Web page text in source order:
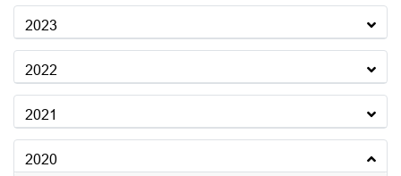
2023
2022
2021
2020